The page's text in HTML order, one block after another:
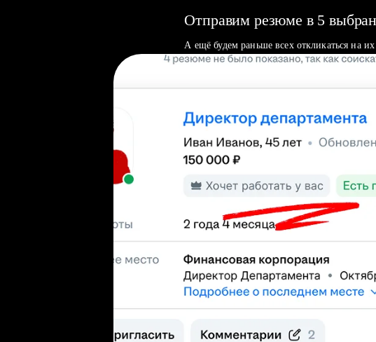
Отправим резюме в 5
А ещё будем раньше всех откликаться на